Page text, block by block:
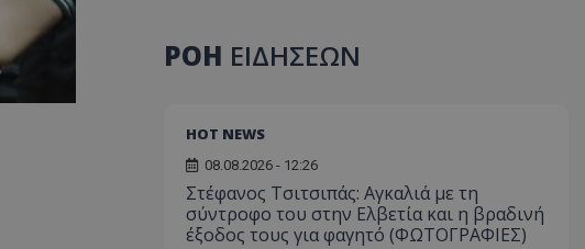
ΡΟΗ ΕΙΔΗΣΕΩΝ
HOT NEWS
08.08.2026 - 12:26
Στέφανος Τσιτσιπάς: Αγκαλιά με τη
σύντροφο του στην Ελβετία και η βραδινή
έξοδος τους για φαγητό (ΦΩΤΟΓΡΑΦΙΕΣ)